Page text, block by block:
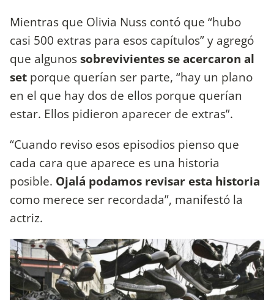
Mientras que Olivia Nuss contó que “hubo
casi 500 extras para esos capítulos” y agregó
que algunossobrevivientes se acercaron al
set porque querían ser parte, “hay un plano
en el que hay dos de ellos porque querían
estar. Ellos pidieron aparecer de extras”.
“Cuando reviso esos episodios pienso que
cada cara que aparece es una historia
posible. Ojalá podamos revisar esta historia
como merece ser recordada”, manifestó la
actriz.